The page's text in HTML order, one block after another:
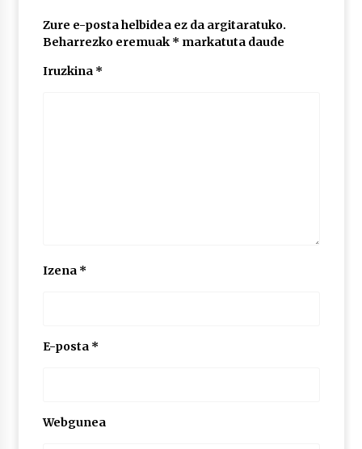
MUSIBLA #297: Bide, Boards Of Canada, Somak,
Zure e-posta helbidea ez da argitaratuko.
Beharrezko eremuak * markatuta daude
Iruzkina *
Izena *
E-posta *
Webgunea